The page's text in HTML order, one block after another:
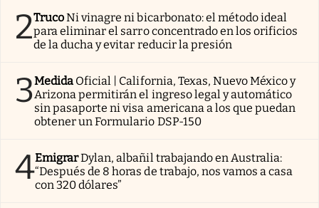
2TrucoNi vinagre ni bicarbonato: el método ideal
para eliminar el sarro concentrado en los orificios
de la ducha y evitar reducir la presión
3Medida Oficial | California, Texas, Nuevo México y
Arizona permitirán el ingreso legal y automático
sin pasaporte ni visa americana a los que puedan
obtener un Formulario DSP-150
4EmigrarDylan, albañil trabajando en Australia:
“Después de 8 horas de trabajo, nos vamos a casa
con 320 dólares”